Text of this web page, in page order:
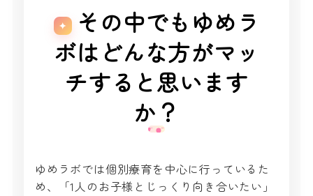
その中でもゆめラ
ボはどんな方がマッ
チすると思います
か？
ゆめラボでは個別療育を中心に行っているた
め、「1人のお子様とじっくり向き合いたい」